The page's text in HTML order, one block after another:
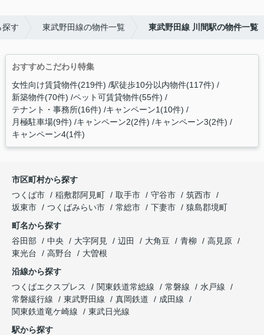
探す 東武野田線の物件一覧 東武野田線 川間駅の物件一覧
おすすめこだわり特集
女性向け賃貸物件(219件) 駅徒歩10分以内物件(117件)
新築物件(70件) ペット可賃貸物件(55件)
テナント・事務所(16件) キャンペーン1(10件)
月極駐車場(9件) キャンペーン2(2件) キャンペーン3(2件)
キャンペーン4(1件)
市区町村から探す
つくば市
稲敷郡阿見町 取手市 守谷市
筑西市
坂東市
つくばみらい市 常総市 下妻市
猿島郡境町
町名から探す
谷田部
中央 大字阿見 辺田 大角豆 青柳
高見原
東光台
高野台
大曽根
沿線から探す
つくばエクスプレス
関東鉄道常総線 常磐線
水戸線
常磐緩行線
東武野田線 真岡鉄道
成田線
関東鉄道竜ケ崎線
東武日光線
駅から探す